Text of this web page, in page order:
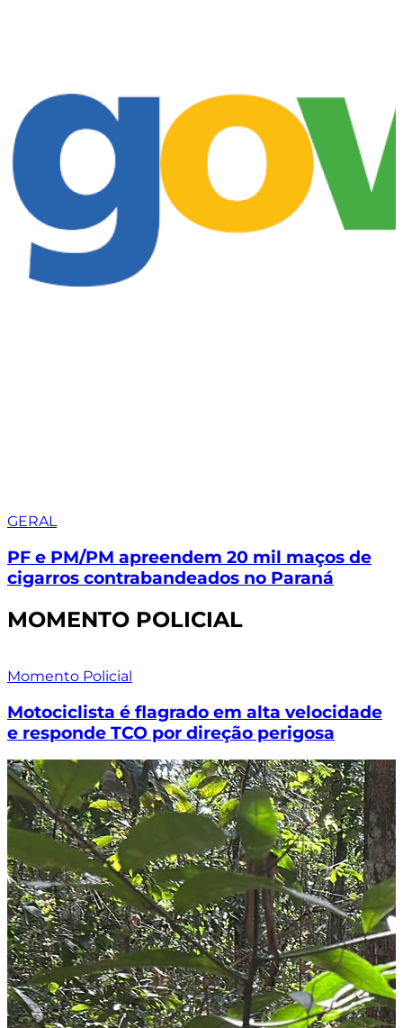
GERAL
PF e PM/PM apreendem 20 mil maços de
cigarros contrabandeados no Paraná
MOMENTO POLICIAL
Momento Policial
Motociclista é flagrado em alta velocidade
e responde TCO por direção perigosa